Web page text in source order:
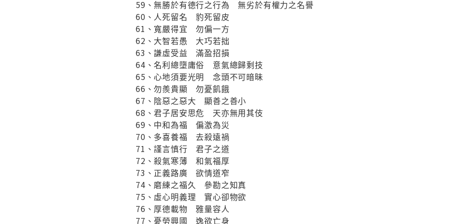
59、無勝於有德行之行為 無劣於有權力之名譽
60、人死留名 豹死留皮
61、寬嚴得宜 勿偏一方
62、大智若愚 大巧若拙
63、謙虛受益 滿盈招損
64、名利總墮庸俗 意氣總歸剩技
65、心地須要光明 念頭不可暗昧
66、勿羨貴顯 勿憂飢餓
67、陰惡之惡大 顯善之善小
68、君子居安思危 天亦無用其伎
69、中和為福 偏激為災
70、多喜養福 去殺遠禍
71、謹言慎行 君子之道
72、殺氣寒薄 和氣福厚
73、正義路廣 欲情道窄
74、磨練之福久 參勘之知真
75、虛心明義理 實心卻物欲
76、厚德載物 雅量容人
77、憂勞興國 逸欲亡身